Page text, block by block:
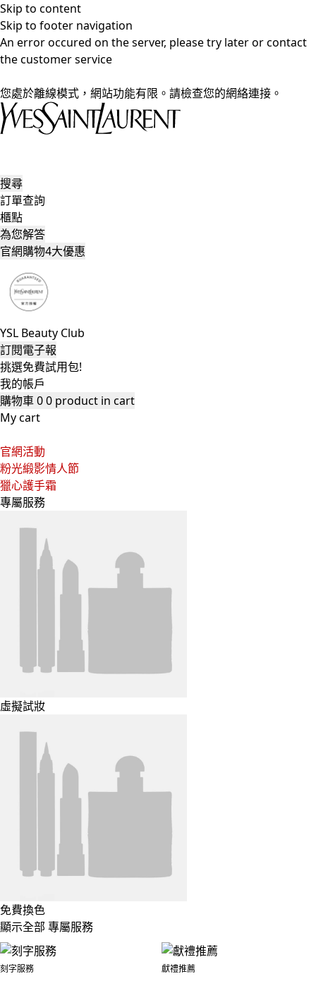
Skip to content
Skip to footer navigation
An error occured on the server, please try later or contact
the customer service
您處於離線模式，網站功能有限。請檢查您的網絡連接。
搜尋
訂單查詢
櫃點
為您解答
官網購物4大優惠
YSL Beauty Club
訂閱電子報
挑選免費試用包!
我的帳戶
購物車00 product in cart
My cart
官網活動
粉光緞影情人節
獵心護手霜
專屬服務
虛擬試妝
免費換色
顯示全部 專屬服務
刻字服務 獻禮推薦